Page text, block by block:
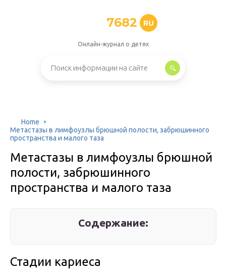
7682 RU
Онлайн-журнал о детях
Home
Метастазы в лимфоузлы брюшной полости, забрюшинного
пространства и малого таза
Метастазы в лимфоузлы брюшной
полости, забрюшинного
пространства и малого таза
Содержание:
Стадии кариеса